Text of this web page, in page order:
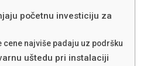
početnu investiciju za
cene najviše padaju uz podršku
uštedu pri instalaciji